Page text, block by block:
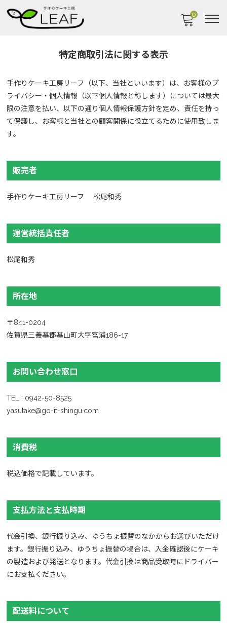
0
特定商取引法に関する表示
手作りケーキ工房リーフ（以下、当社といいます）は、お客様のプ
ライバシー・個人情報（以下個人情報と称します）については最大
限の注意を払い、以下の通り個人情報保護方針を定め、責任を持っ
て保護し、お客様と当社との顧客関係に役立てるために使用致しま
す。
販売者
手作りケーキ工房リーフ 松尾和秀
運営統括責任者
松尾和秀
所在地
〒841-0204
佐賀県三養基郡基山町大字宮浦186-17
お問い合わせ窓口
TEL : 0942-50-8525
yasutake@go-it-shingu.com
消費税
税込価格で記載しています。
支払方法と支払時期
代金引換、銀行振り込み、ゆうちょ振替のなかからお選びいただけ
ます。銀行振り込み、ゆうちょ振替の場合は、入金確認後にケーキ
の製造および発送となります。代金引換は商品受取時にドライバー
にお支払ください。
配送料について